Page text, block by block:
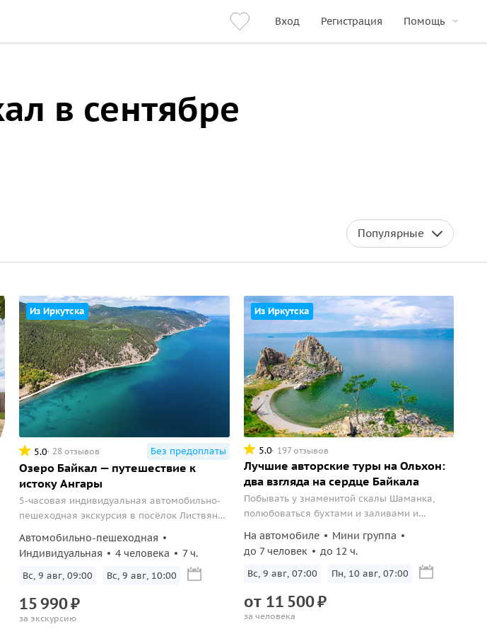
Вход Регистрация Помощь
в сентябре
Популярные
Из Иркутска
5.0 28 отзывов Без предоплаты
Озеро Байкал — путешествие к
истоку Ангары
5-часовая индивидуальная автомобильно-
пешеходная экскурсия в посёлок Листвянка
Автомобильно-пешеходная
Индивидуальная
4 человека 7 ч.
Вс, 9 авг, 09:00 Вс, 9 авг, 10:00
15990₽
за экскурсию
Из Иркутска
5.0 197 отзывов
Лучшие авторские туры на Ольхон:
два взгляда на сердце Байкала
Побывать у знаменитой скалы Шаманка,
полюбоваться бухтами и заливами и
На автомобиле
Мини группа
до 7 человек
до 12 ч.
Вс, 9 авг, 07:00 Пн, 10 авг, 07:00
от 11 500₽
за человека